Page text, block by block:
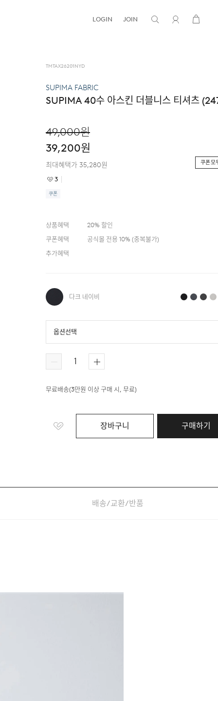
LOGIN JOIN
TMTAX26201NYD
SUPIMA FABRIC
SUPIMA 40수 아스킨 더블니스 티셔츠
39,200원
49,000원
최대혜택가 35,280원 쿠폰 모
3
쿠폰
상품혜택 20% 할인
쿠폰혜택
공식몰 전용 10% (중복불가)
추가혜택
다크 네이비
다크 네이비 블랙 블루
옵션선택
무료배송(3만원 이상 구매 시, 무료)
장바구니 구매하기
배송/교환/반품